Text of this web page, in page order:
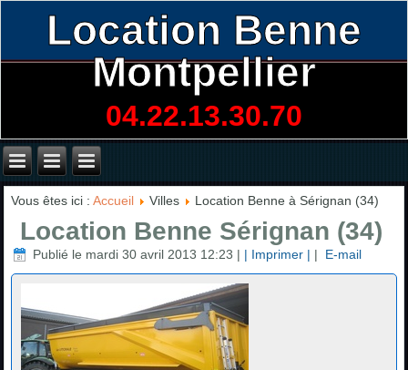
Location Benne
Montpellier
04.22.13.30.70
Vous êtes ici :Accueil Villes Location Benne à Sérignan (34)
Location Benne Sérignan (34)
Publié le mardi 30 avril 2013 12:23 | | Imprimer | | E-mail